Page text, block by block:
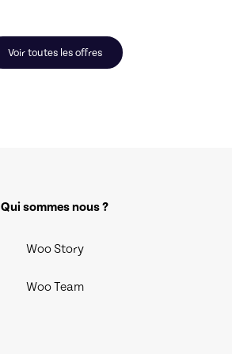
Voir toutes les offres
Qui sommes nous ?
Woo Story
Woo Team